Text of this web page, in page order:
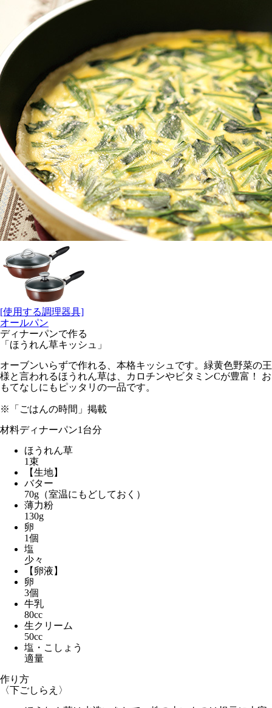
[使用する調理器具]
オールパン
ディナーパンで作る
「ほうれん草キッシュ」
オーブンいらずで作れる、本格キッシュです。緑黄色野菜の王
様と言われるほうれん草は、カロチンやビタミンCが豊富！ お
もてなしにもピッタリの一品です。
※「ごはんの時間」掲載
材料ディナーパン1台分
ほうれん草
1束
【生地】
バター
70g（室温にもどしておく）
薄力粉
130g
卵
1個
塩
少々
【卵液】
卵
3個
牛乳
80cc
生クリーム
50cc
塩・こしょう
適量
作り方
〈下ごしらえ〉